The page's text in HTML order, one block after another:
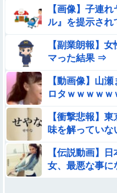
【画像】子連
ル』を提示され
【副業朗報】
マった結果 ⇒
【動画像】山
ロタｗｗｗｗｗ
【衝撃悲報】
味を解っていな
【伝説動画】
女、最悪な事に